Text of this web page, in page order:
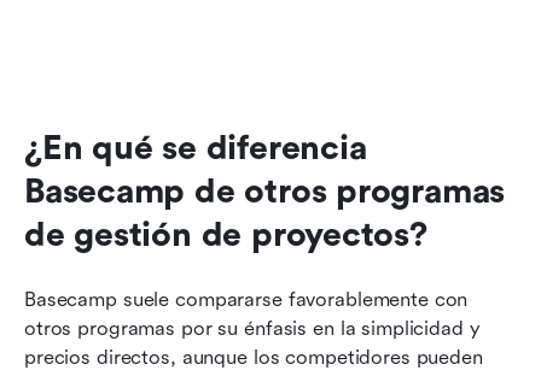
¿En qué se diferencia
Basecamp de otros programas
de gestión de proyectos?
Basecamp suele compararse favorablemente con
otros programas por su énfasis en la simplicidad y
precios directos, aunque los competidores pueden